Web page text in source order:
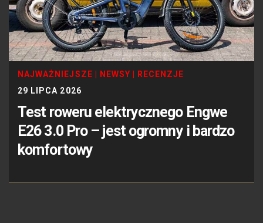
NAJWAŻNIEJSZE NEWSY
RECENZJE
29 LIPCA 2026
Test roweru elektrycznego Engwe
E26 3.0 Pro – jest ogromny i bardzo
komfortowy